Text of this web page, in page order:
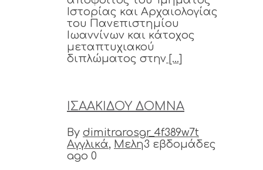
Ιστορίας και Αρχαιολογίας
του Πανεπιστημίου
Ιωαννίνων και κάτοχος
μεταπτυχιακού
διπλώματος στην [...]
ΙΣΑΑΚΙΔΟΥ ΔΟΜΝΑ
By dimitrarosgr_4f389w7t
Αγγλικά, Μελη3 εβδομάδες
ago 0